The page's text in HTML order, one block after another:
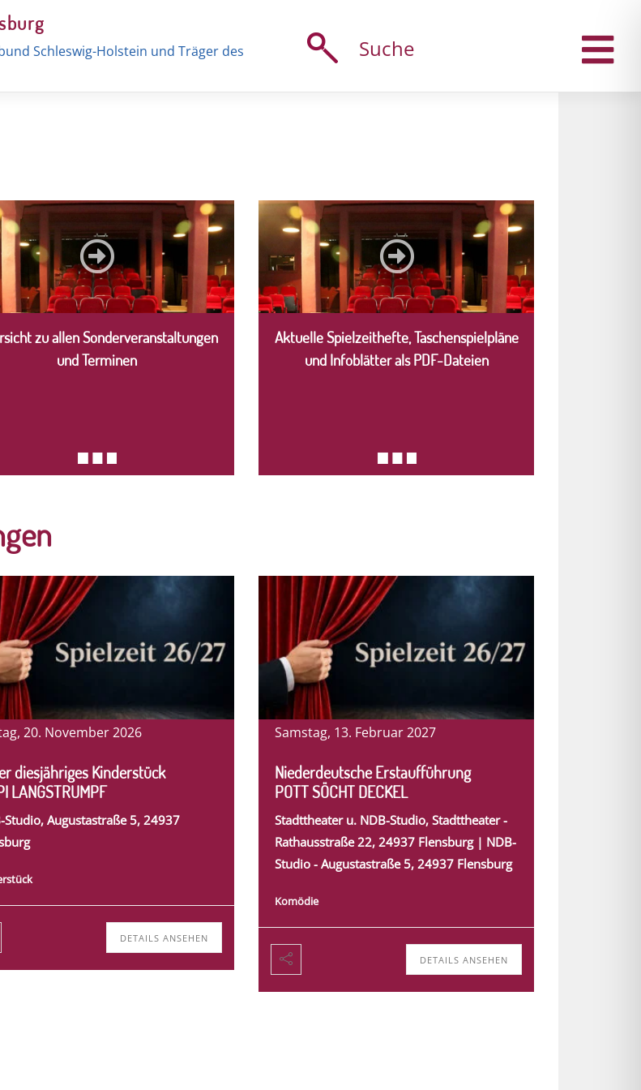
Schleswig-Holstein und Träger des
Suche
zu allen Sonderveranstaltungen
und Terminen
Aktuelle Spielzeithefte, Taschenspielpläne
und Infoblätter als PDF-Dateien
20. November 2026
diesjähriges Kinderstück
LANGSTRUMPF
Studio, Augustastraße 5, 24937
DETAILS ANSEHEN
Samstag, 13. Februar 2027
Niederdeutsche Erstaufführung
POTT SÖCHT DECKEL
Stadttheater u. NDB-Studio, Stadttheater -
Rathausstraße 22, 24937 Flensburg | NDB-
Studio - Augustastraße 5, 24937 Flensburg
Komödie
DETAILS ANSEHEN